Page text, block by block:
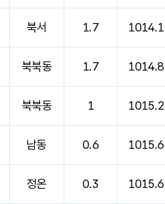
북서 1.7 1014.1
북북동 1.7 1014.8
북북동 1 1015.2
남동 0.6 1015.6
정온 0.3 1015.6